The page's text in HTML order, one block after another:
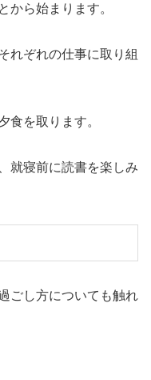
から始まります。
れぞれの仕事に取り組
食を取ります。
就寝前に読書を楽しみ
ごし方についても触れ